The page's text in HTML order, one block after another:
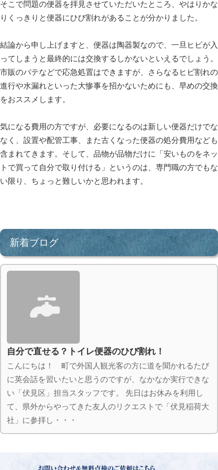
そこで問題の便器を拝見させていただいたところ、やはりかな
りくっきりと便器にひび割れがあることが分かりました。
結論から申し上げますと、便器は陶器製なので、一旦ヒビが入
ってしまうと最終的には交換するしかないといえるでしょう。
市販のパテなどで応急処置はできますが、さらなるヒビ割れの
進行や水漏れといった大惨事を招かないためにも、早めの交換
をおススメします。
気になる費用の方ですが、必要になるのは新しい便器だけでな
なく、設置や配管工事、また古くなった便器の処分費用なども
含まれてきます。そして、品物が品物だけに「安いものをネッ
トで買って自分で取り付ける」というのは、専門職の方でもな
い限り、ちょっと難しいかと思われます。
新着ブログ
自分で直せる？トイレ便器のひび割れ！
こんにちは！ 町で外国人観光客の方に道を聞かれるたび
に英会話を習いたいと思うのですが、なかなか実行できな
い「伏見区」担当スタッフです。 先日はお休みを利用し
て、県外からやってきた友人のリクエストで「伏見稲荷大
社」に参拝し・・・